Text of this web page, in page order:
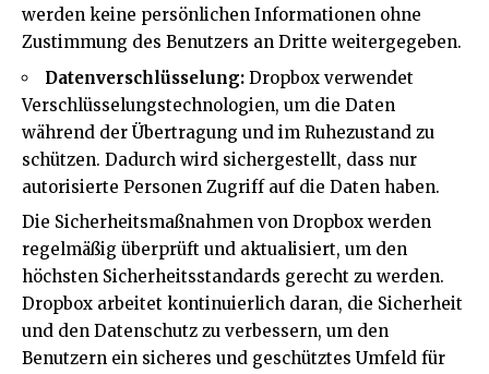
werden keine persönlichen Informationen ohne
Zustimmung des Benutzers an Dritte weitergegeben.
Datenverschlüsselung: Dropbox verwendet
Verschlüsselungstechnologien, um die Daten
während der Übertragung und im Ruhezustand zu
schützen. Dadurch wird sichergestellt, dass nur
autorisierte Personen Zugriff auf die Daten haben.
Die Sicherheitsmaßnahmen von Dropbox werden
regelmäßig überprüft und aktualisiert, um den
höchsten Sicherheitsstandards gerecht zu werden.
Dropbox arbeitet kontinuierlich daran, die Sicherheit
und den Datenschutz zu verbessern, um den
Benutzern ein sicheres und geschütztes Umfeld für